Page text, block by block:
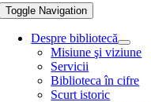
Toggle Navigation
Despre bibliotecă
Misiune şi viziune
Servicii
Biblioteca în cifre
Scurt istoric